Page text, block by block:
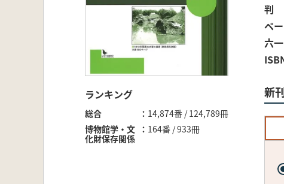
ランキング
総合
14,874番 / 124,789冊
博物館学・文
化財保存関係
164番 / 933冊
判
ペ
六
新